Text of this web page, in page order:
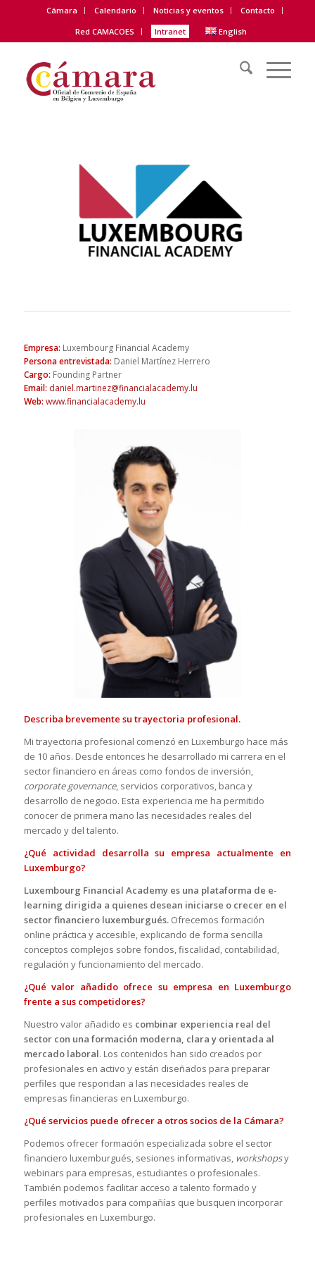
Cámara Calendario Noticias y eventos
Contacto
Red CAMACOES
Intranet English
Empresa: Luxembourg Financial Academy
Persona entrevistada: Daniel Martínez Herrero
Cargo: Founding Partner
Email: daniel.martinez@financialacademy.lu
Web: www.financialacademy.lu
Describa brevemente su trayectoria profesional.
Mi trayectoria profesional comenzó en Luxemburgo hace más
de 10 años. Desde entonces he desarrollado mi carrera en el
sector financiero en áreas como fondos de inversión,
corporate governance, servicios corporativos, banca y
desarrollo de negocio. Esta experiencia me ha permitido
conocer de primera mano las necesidades reales del
mercado y del talento.
¿Qué actividad desarrolla su empresa actualmente en
Luxemburgo?
Luxembourg Financial Academy es una plataforma de e-
learning dirigida a quienes desean iniciarse o crecer en el
sector financiero luxemburgués.Ofrecemos formación
online práctica y accesible, explicando de forma sencilla
conceptos complejos sobre fondos, fiscalidad, contabilidad,
regulación y funcionamiento del mercado.
¿Qué valor añadido ofrece su empresa en Luxemburgo
frente a sus competidores?
Nuestro valor añadido es combinar experiencia real del
sector con una formación moderna, clara y orientada al
mercado laboral. Los contenidos han sido creados por
profesionales en activo y están diseñados para preparar
perfiles que respondan a las necesidades reales de
empresas financieras en Luxemburgo.
¿Qué servicios puede ofrecer a otros socios de la Cámara?
Podemos ofrecer formación especializada sobre el sector
financiero luxemburgués, sesiones informativas, workshopsy
webinars para empresas, estudiantes o profesionales.
También podemos facilitar acceso a talento formado y
perfiles motivados para compañías que busquen incorporar
profesionales en Luxemburgo.